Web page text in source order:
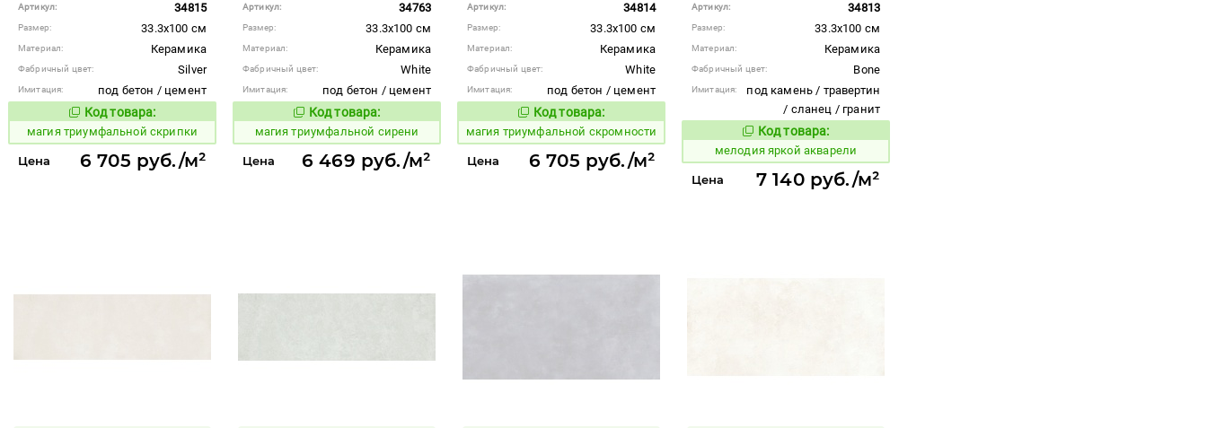
Артикул: 34815
Размер: 33.3x100 см
Материал: Керамика
Фабричный цвет: Silver
Имитация:
под бетон / цемент
Код товара:
919342 Код товара:
магия триумфальной скрипки
Цена 6 705 руб./м²
Артикул: 34763
Размер: 33.3x100 см
Материал: Керамика
Фабричный цвет: White
Имитация:
под бетон / цемент
Код товара:
919339 Код товара:
магия триумфальной сирени
Цена 6 469 руб./м²
Артикул: 34814
Размер: 33.3x100 см
Материал: Керамика
Фабричный цвет: White
Имитация:
под бетон / цемент
Код товара:
919343 Код товара:
магия триумфальной скромности
Цена 6 705 руб./м²
Артикул: 34813
Размер: 33.3x100 см
Материал: Керамика
Фабричный цвет: Bone
Имитация:
под камень / травертин
/ сланец / гранит
Код товара:
960125 Код товара:
мелодия яркой акварели
Цена 7 140 руб./м²